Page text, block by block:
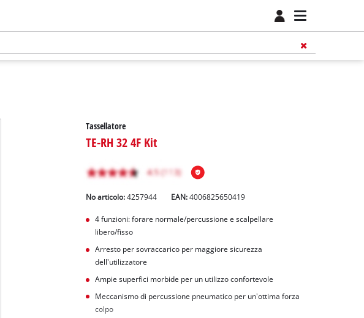
Tassellatore
TE-RH 32 4F Kit
No articolo: 4257944 EAN:4006825650419
4 funzioni: forare normale/percussione e scalpellare
libero/fisso
Arresto per sovraccarico per maggiore sicurezza
dell'utilizzatore
Ampie superfici morbide per un utilizzo confortevole
Meccanismo di percussione pneumatico per un'ottima forza
colpo